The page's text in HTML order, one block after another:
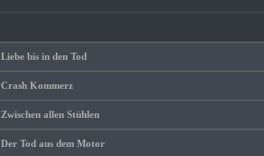
Liebe bis in den Tod
Crash Kommerz
Zwischen allen Stühlen
Der Tod aus dem Motor